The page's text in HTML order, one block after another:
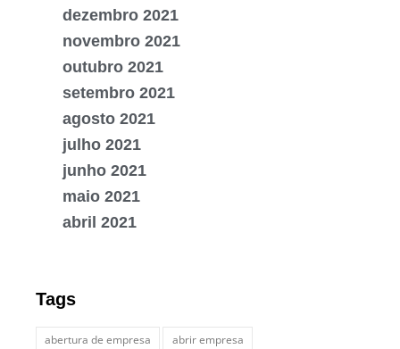
dezembro 2021
novembro 2021
outubro 2021
setembro 2021
agosto 2021
julho 2021
junho 2021
maio 2021
abril 2021
Tags
abertura de empresa
abrir empresa